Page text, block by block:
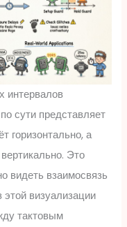
интервалов
сути представляет
горизонтально, а
Это
видеть взаимосвязь
визуализации
тактовым